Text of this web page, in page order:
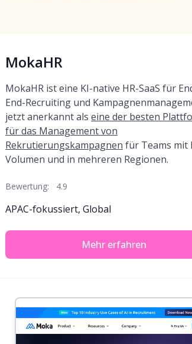
MokaHR
MokaHR ist eine KI-native HR-SaaS für
End-Recruiting und
jetzt anerkannt als eine der besten
für das Management von
Rekrutierungskampagnen für Teams mit
Volumen und in mehreren Regionen.
Bewertung: 4.9
APAC-fokussiert, Global
Mehr erfahren